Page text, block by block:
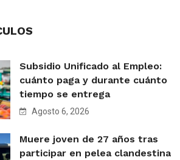
Subsidio Unificado al Empleo:
cuánto paga y durante cuánto
tiempo se entrega
Agosto 6, 2026
Muere joven de 27 años tras
participar en pelea clandestina